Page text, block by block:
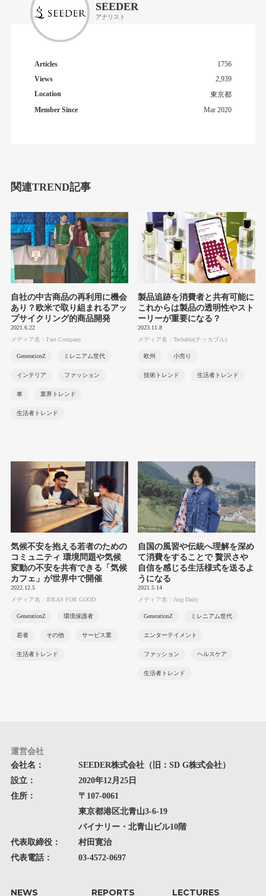
SEEDER
アナリスト
Articles
1756
Views
2,939
Location
東京都
Member Since
Mar 2020
関連TREND記事
自社の中古商品の再利用に機会
あり？欧米で取り組まれるアッ
プサイクリング的商品開発
2021.6.22
メディア名：Fast Company
GenerationZ ミレニアム世代
インテリア ファッション
車 業界トレンド
生活者トレンド
製品追跡を消費者と共有可能に
これからは製品の透明性やスト
ーリーが重要になる？
2023.11.8
メディア名：Techable(テッカブル)
欧州 小売り
技術トレンド 生活者トレンド
気候不安を抱える若者のための
コミュニティ 環境問題や気候
変動の不安を共有できる「気候
カフェ」が世界中で開催
2022.12.5
メディア名：IDEAS FOR GOOD
GenerationZ 環境保護者
若者 その他 サービス業
生活者トレンド
自国の風習や伝統へ理解を深め
て消費をすることで 贅沢さや
自信を感じる生活様式を送るよ
うになる
2021.5.14
メディア名：Jing Daily
GenerationZ ミレニアム世代
エンターテイメント
ファッション ヘルスケア
生活者トレンド
運営会社
会社名：
SEEDER株式会社（旧：SD G株式会社）
設立：
2020年12月25日
住所：
〒107-0061
東京都港区北青山3-6-19
バイナリー・北青山ビル10階
代表取締役：
村田寛治
代表電話：
03-4572-0697
NEWS REPORTS LECTURES